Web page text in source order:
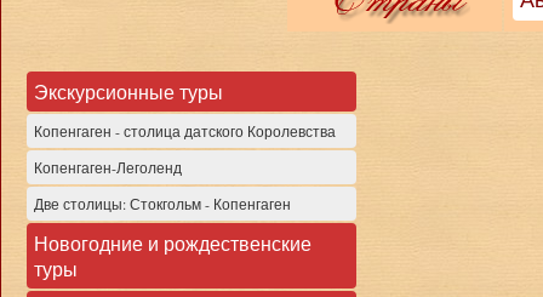
Экскурсионные туры
Копенгаген - столица датского Королевства
Копенгаген-Леголенд
Две столицы: Стокгольм - Копенгаген
Новогодние и рождественские
туры